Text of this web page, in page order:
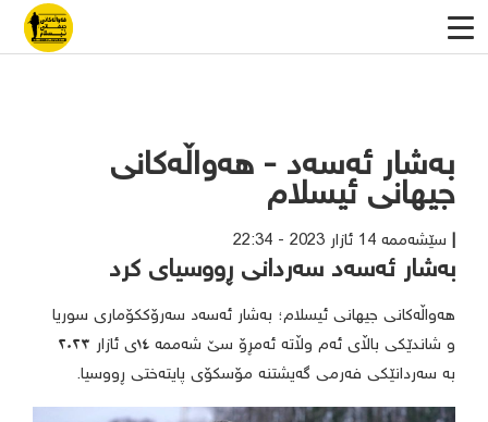
بەشار ئەسەد - هەواڵەکانی
جیهانی ئیسلام
سێشەممە 14 ئازار 2023 - 22:34
بەشار ئەسەد سەردانی ڕووسیای کرد
هەواڵەکانی جیهانی ئیسلام؛ بەشار ئەسەد سەرۆککۆماری سوریا
و شاندێکی باڵای ئەم وڵاتە ئەمڕۆ سێ شەممە ١٤ی ئازار ٢٠٢٣
بە سەردانێکی فەرمی گەیشتنە مۆسکۆی پایتەختی ڕووسیا.